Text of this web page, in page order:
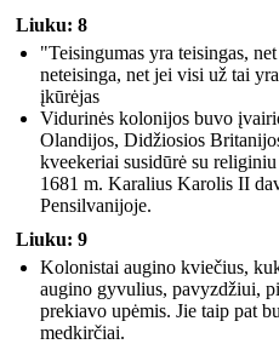
Liuku: 8
"Teisingumas yra teisingas,
neteisinga, net jei visi už tai
įkūrėjas
Vidurinės kolonijos buvo
Olandijos, Didžiosios
kveekeriai susidūrė su
1681 m. Karalius Karolis II
Pensilvanijoje.
Liuku: 9
Kolonistai augino kviečius,
augino gyvulius, pavyzdžiui,
prekiavo upėmis. Jie taip pat
medkirčiai.